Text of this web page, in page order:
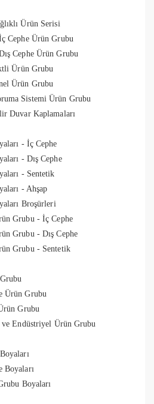
Ürün Serisi
Cephe Ürün Grubu
Cephe Ürün Grubu
Ürün Grubu
Ürün Grubu
Sistemi Ürün Grubu
Duvar Kaplamaları
- İç Cephe
- Dış Cephe
- Sentetik
- Ahşap
Broşürleri
Grubu - İç Cephe
Grubu - Dış Cephe
Grubu - Sentetik
Ürün Grubu
Grubu
Endüstriyel Ürün Grubu
Boyaları
Boyaları